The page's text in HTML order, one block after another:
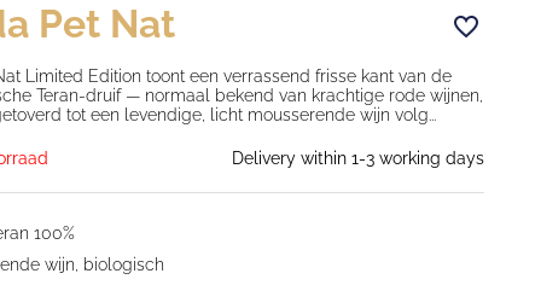
Pet Nat
Limited Edition toont een verrassend frisse kant van de
Teran-druif — normaal bekend van krachtige rode wijnen,
tot een levendige, licht mousserende wijn volg...
Delivery within 1-3 working days
100%
wijn, biologisch